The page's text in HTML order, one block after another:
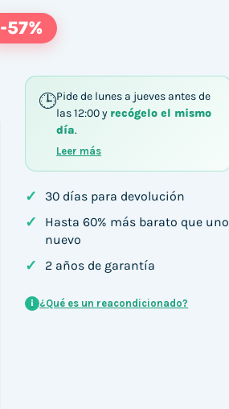
-57%
Pide de lunes a jueves antes de
las 12:00 y recógelo el mismo
día.
Leer más
✓ 30 días para devolución
✓
Hasta 60% más barato que uno
nuevo
✓ 2 años de garantía
i ¿Qué es un reacondicionado?